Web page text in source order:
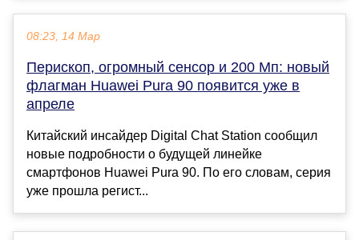
08:23, 14 Мар
Перископ, огромный сенсор и 200 Мп: новый
флагман Huawei Pura 90 появится уже в
апреле
Китайский инсайдер Digital Chat Station сообщил
новые подробности о будущей линейке
смартфонов Huawei Pura 90. По его словам, серия
уже прошла регист...